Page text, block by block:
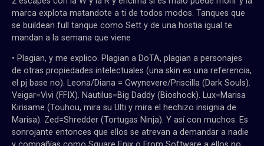
marca explota matandote a ti de todos modos. Tanques que
se buildean full tanque como Sett y de una hostia igual te
mandan a la semana que viene
• Plagian, y me explico. Plagian a DoTA, plagian a personajes
de otras propiedades intelectuales (una skin es una referencia,
el pj base no). Leona/Diana = Gwynevere/Priscilla (Dark Souls).
Veigar=Vivi (FFIX). Nautilus=Big Daddy (Bioshock). Lux=Marisa
Kirisame (Touhou, mira su Ulti y mira el hechizo insignia de
Marisa). Zed=Shredder (Tortugas Ninja). Y así con muchos. Es
sonrojante entonces que ellos se atrevan a demandar a nadie